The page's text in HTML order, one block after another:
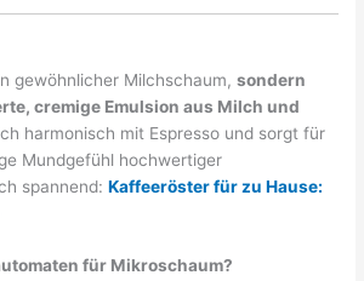
gewöhnlicher Milchschaum,sondern
cremige Emulsion aus Milch und
harmonisch mit Espresso und sorgt für
Mundgefühl hochwertiger
spannend:Kaffeeröster für zu Hause:
für Mikroschaum?